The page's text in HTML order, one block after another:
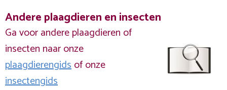
Andere plaagdieren en insecten
Ga voor andere plaagdieren of
insecten naar onze
plaagdierengidsof onze
insectengids